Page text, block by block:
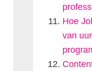
Hoe
van